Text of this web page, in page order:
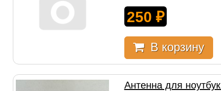
250 ₽
В корзину
Антенна для